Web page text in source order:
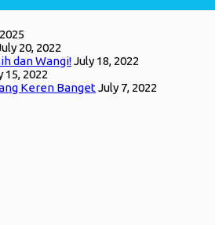
20, 2022
dan Wangi!July 18, 2022
15, 2022
Keren BangetJuly 7, 2022